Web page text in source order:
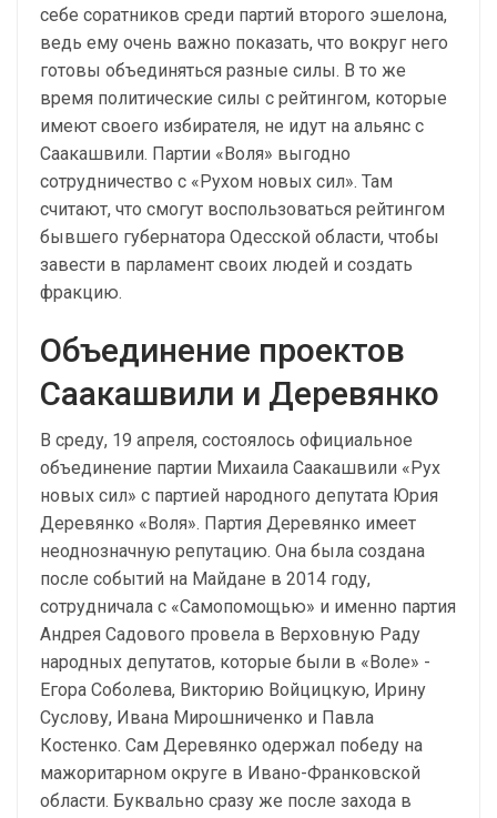
себе соратников среди партий второго эшелона,
ведь ему очень важно показать, что вокруг него
готовы объединяться разные силы. В то же
время политические силы с рейтингом, которые
имеют своего избирателя, не идут на альянс с
Саакашвили. Партии «Воля» выгодно
сотрудничество с «Рухом новых сил». Там
считают, что смогут воспользоваться рейтингом
бывшего губернатора Одесской области, чтобы
завести в парламент своих людей и создать
фракцию.
Объединение проектов
Саакашвили и Деревянко
В среду, 19 апреля, состоялось официальное
объединение партии Михаила Саакашвили «Рух
новых сил» с партией народного депутата Юрия
Деревянко «Воля». Партия Деревянко имеет
неоднозначную репутацию. Она была создана
после событий на Майдане в 2014 году,
сотрудничала с «Самопомощью» и именно партия
Андрея Садового провела в Верховную Раду
народных депутатов, которые были в «Воле» -
Егора Соболева, Викторию Войцицкую, Ирину
Суслову, Ивана Мирошниченко и Павла
Костенко. Сам Деревянко одержал победу на
мажоритарном округе в Ивано-Франковской
области. Буквально сразу же после захода в